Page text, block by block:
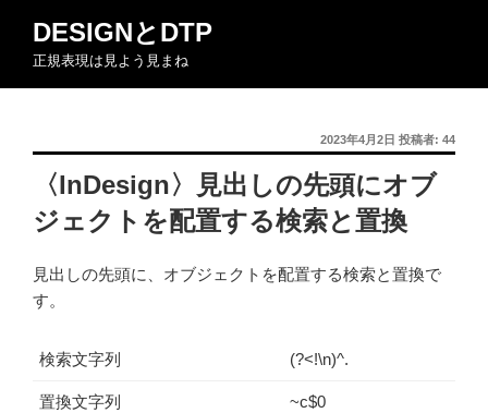
ン
DESIGNとDTP
正規表現は見よう見まね
投
稿
日:
2023年4月2日 投稿者: 44
〈InDesign〉見出しの先頭にオブ
ジェクトを配置する検索と置換
見出しの先頭に、オブジェクトを配置する検索と置換で
す。
検索文字列 (?<!\n)^.
置換文字列 ~c$0